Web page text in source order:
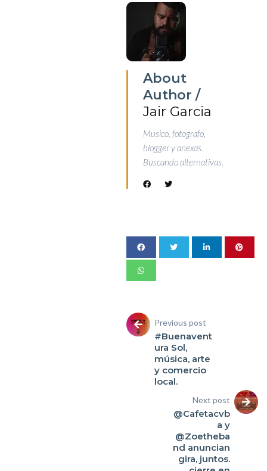
About
Author /
Jair Garcia
Musico, fotografo,
blogger y anexas.
Buscando alternativas.
Previous post
#Buenavent
ura Sol,
música, arte
y comercio
local.
Next post
@Cafetacvb
a y
@Zoetheba
nd anuncian
gira, juntos.